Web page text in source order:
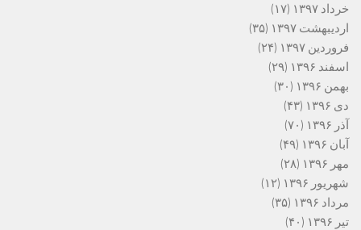
خرداد ۱۳۹۷
(۱۷)
اردیبهشت ۱۳۹۷
(۳۵)
فروردین ۱۳۹۷
(۲۴)
اسفند ۱۳۹۶
(۲۹)
بهمن ۱۳۹۶
(۳۰)
دی ۱۳۹۶
(۴۳)
آذر ۱۳۹۶
(۷۰)
آبان ۱۳۹۶
(۴۹)
مهر ۱۳۹۶
(۲۸)
شهریور ۱۳۹۶
(۱۲)
مرداد ۱۳۹۶
(۳۵)
تیر ۱۳۹۶
(۴۰)